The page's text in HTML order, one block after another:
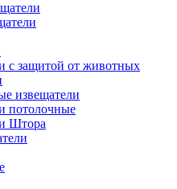
с защитой от животных
извещатели
потолочные
Штора